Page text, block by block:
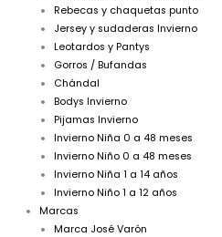
Rebecas y chaquetas punto
Jersey y sudaderas Invierno
Leotardos y Pantys
Gorros / Bufandas
Chándal
Bodys Invierno
Pijamas Invierno
Invierno Niña 0 a 48 meses
Invierno Niño 0 a 48 meses
Invierno Niña 1 a 14 años
Invierno Niño 1 a 12 años
Marcas
Marca José Varón